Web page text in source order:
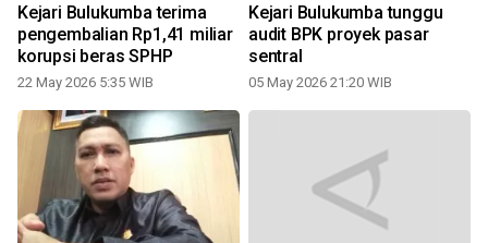
Kejari Bulukumba terima
pengembalian Rp1,41 miliar
korupsi beras SPHP
22 May 2026 5:35 WIB
Kejari Bulukumba tunggu
audit BPK proyek pasar
sentral
05 May 2026 21:20 WIB